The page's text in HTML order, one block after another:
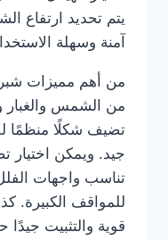
يتم تحديد ارتفاع
آمنة وسهلة
من أهم مميزات
من الشمس والغبار
تضيف شكلًا منظمًا
جيد. ويمكن
تناسب واجهات
للمواقف الكبيرة.
قوية والتثبيت